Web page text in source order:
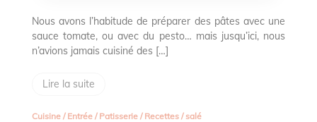
Nous avons l’habitude de préparer des pâtes avec une
sauce tomate, ou avec du pesto… mais jusqu’ici, nous
n’avions jamais cuisiné des […]
Lire la suite
Cuisine/ Entrée/ Patisserie/ Recettes/ salé